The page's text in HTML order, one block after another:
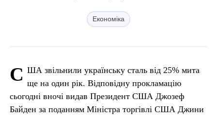
Економіка
С ША звільнили українську сталь від 25% мита
ще на один рік. Відповідну прокламацію
сьогодні вночі видав Президент США Джозеф
Байден за поданням Міністра торгівлі США Джини